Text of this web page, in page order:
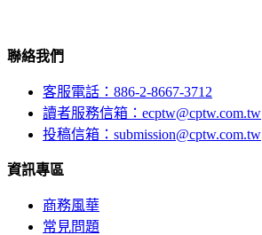
聯絡我們
客服電話：886-2-8667-3712
讀者服務信箱：ecptw@cptw.com.tw
投稿信箱： submission@cptw.com.tw
資訊專區
商務風華
常見問題